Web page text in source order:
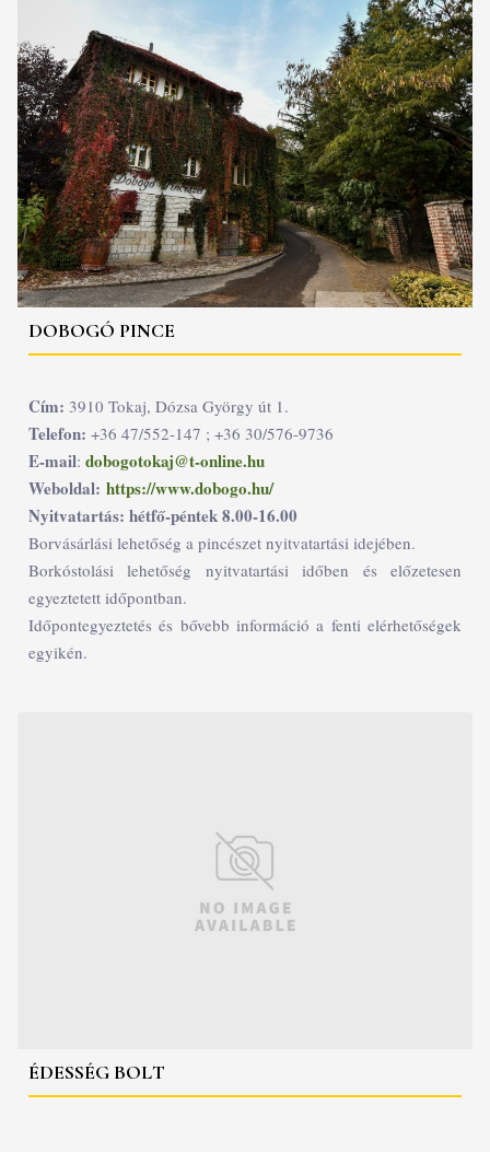
DOBOGÓ PINCE
Cím: 3910 Tokaj, Dózsa György út 1.
Telefon: +36 47/552-147 ; +36 30/576-9736
E-mail: dobogotokaj@t-online.hu
Weboldal: https://www.dobogo.hu/
Nyitvatartás: hétfő-péntek 8.00-16.00
Borvásárlási lehetőség a pincészet nyitvatartási idejében.
Borkóstolási lehetőség nyitvatartási időben és előzetesen
egyeztetett időpontban.
Időpontegyeztetés és bővebb információ a fenti elérhetőségek
egyikén.
ÉDESSÉG BOLT